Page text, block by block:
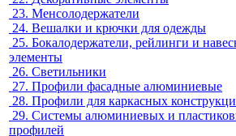
23. Менсолодержатели
24. Вешалки и крючки для одежды
25. Бокалодержатели, рейлинги и
элементы
26. Светильники
27. Профили фасадные алюминиевые
28. Профили для каркасных
29. Системы алюминиевых и
профилей